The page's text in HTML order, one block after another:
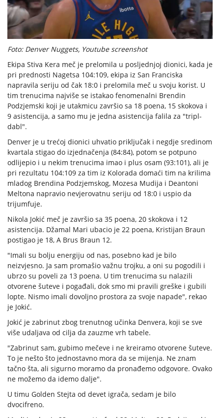
Foto: Denver Nuggets, Youtube screenshot
Ekipa Stiva Kera meč je prelomila u posljednjoj dionici, kada je
pri prednosti Nagetsa 104:109, ekipa iz San Franciska
napravila seriju od čak 18:0 i prelomila meč u svoju korist. U
tim trenucima najviše se istakao fenomenalni Brendin
Podzjemski koji je utakmicu završio sa 18 poena, 15 skokova i
9 asistencija, a samo mu je jedna asistencija falila za "tripl-
dabl".
Denver je u trećoj dionici uhvatio priključak i negdje sredinom
kvartala stigao do izjednačenja (84:84), potom se potpuno
odlijepio i u nekim trenucima imao i plus osam (93:101), ali je
pri rezultatu 104:109 za tim iz Kolorada domaći tim na krilima
mladog Brendina Podzjemskog, Mozesa Mudija i Deantoni
Meltona napravio nevjerovatnu seriju od 18:0 i uspio da
trijumfuje.
Nikola Jokić meč je završio sa 35 poena, 20 skokova i 12
asistencija. Džamal Mari ubacio je 22 poena, Kristijan Braun
postigao je 18, A Brus Braun 12.
"Imali su bolju energiju od nas, posebno kad je bilo
neizvjesno. Ja sam promašio važnu trojku, a oni su pogodili i
ubrzo su poveli za 13 poena. U tim trenucima su nalazili
otvorene šuteve i pogađali, dok smo mi pravili greške i gubili
lopte. Nismo imali dovoljno prostora za svoje napade", rekao
je Jokić.
Jokić je zabrinut zbog trenutnog učinka Denvera, koji se sve
više udaljava od cilja da zauzme vrh tabele.
"Zabrinut sam, gubimo mečeve i ne kreiramo otvorene šuteve.
To je nešto što jednostavno mora da se mijenja. Ne znam
tačno šta, ali sigurno moramo da pronađemo odgovore. Ovako
ne možemo da idemo dalje".
U timu Golden Stejta od devet igrača, sedam je bilo
dvocifreno.